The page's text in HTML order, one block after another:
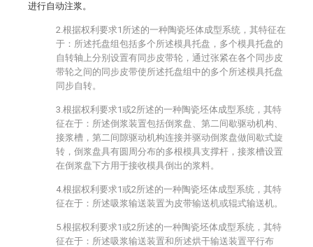
进行自动注浆。
2.根据权利要求1所述的一种陶瓷坯体成型系统，其特征在
于：所述托盘组包括多个所述模具托盘，多个模具托盘的
自转轴上分别设置有同步皮带轮，通过张紧在各个同步皮
带轮之间的同步皮带使所述托盘组中的多个所述模具托盘
同步自转。
3.根据权利要求1或2所述的一种陶瓷坯体成型系统，其特
征在于：所述倒浆装置包括倒浆盘、第二间歇驱动机构、
接浆槽，第二间隙驱动机构连接并驱动倒浆盘做间歇式旋
转，倒浆盘具有圆周分布的多根模具支撑杆，接浆槽设置
在倒浆盘下方用于接收模具倒出的浆料。
4.根据权利要求1或2所述的一种陶瓷坯体成型系统，其特
征在于：所述吸浆输送装置为皮带输送机或辊式输送机。
5.根据权利要求1或2所述的一种陶瓷坯体成型系统，其特
征在于：所述吸浆输送装置和所述烘干输送装置平行布